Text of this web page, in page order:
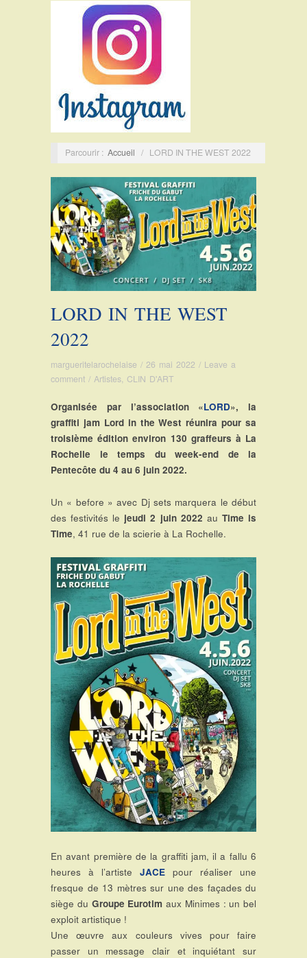
Parcourir : Accueil / LORD IN THE WEST 2022
LORD IN THE WEST
2022
margueritelarochelaise / 26 mai 2022 / Leave a
comment / Artistes, CLIN D'ART
Organisée par l’association «LORD», la
graffiti jam Lord in the West réunira pour sa
troisième édition environ 130 graffeurs à La
Rochelle le temps du week-end de la
Pentecôte du 4 au 6 juin 2022.
Un « before » avec Dj sets marquera le début
des festivités le jeudi 2 juin 2022 au Time is
Time, 41 rue de la scierie à La Rochelle.
En avant première de la graffiti jam, il a fallu 6
heures à l’artiste JACE pour réaliser une
fresque de 13 mètres sur une des façades du
siège du Groupe Eurotim aux Minimes : un bel
exploit artistique !
Une œuvre aux couleurs vives pour faire
passer un message clair et inquiétant sur